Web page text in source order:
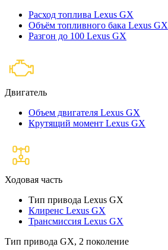
Расход топлива Lexus GX
Объём топливного бака Lexus GX
Разгон до 100 Lexus GX
Двигатель
Объем двигателя Lexus GX
Крутящий момент Lexus GX
Ходовая часть
Тип привода Lexus GX
Клиренс Lexus GX
Трансмиссия Lexus GX
Тип привода GX, 2 поколение